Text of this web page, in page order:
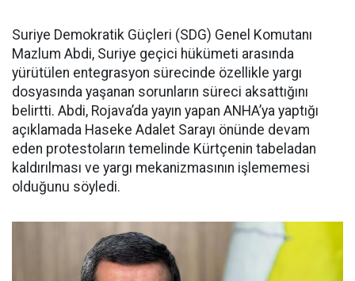
Suriye Demokratik Güçleri (SDG) Genel Komutanı
Mazlum Abdi, Suriye geçici hükümeti arasında
yürütülen entegrasyon sürecinde özellikle yargı
dosyasında yaşanan sorunların süreci aksattığını
belirtti. Abdi, Rojava’da yayın yapan ANHA’ya yaptığı
açıklamada Haseke Adalet Sarayı önünde devam
eden protestoların temelinde Kürtçenin tabeladan
kaldırılması ve yargı mekanizmasının işlememesi
olduğunu söyledi.